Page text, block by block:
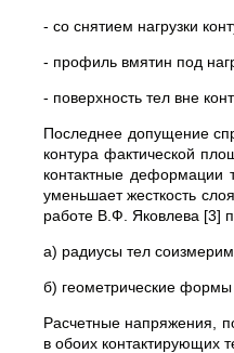
- со снятием нагрузки
- профиль вмятин под
- поверхность тел вне
Последнее допущение
контура фактической
контактные
уменьшает жесткость
работе В.Ф. Яковлева [3]
а) радиусы тел
б) геометрические
Расчетные напряжения,
в обоих контактирующих